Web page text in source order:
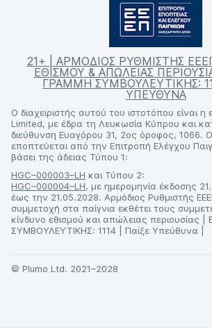
21+ | ΑΡΜΟΔΙΟΣ ΡΥΘΜΙΣΤΗΣ
ΕΘΙΣΜΟΥ & ΑΠΩΛΕΙΑΣ
ΓΡΑΜΜΗ ΣΥΜΒΟΥΛΕΥΤΙΚΗΣ:
ΥΠΕΥΘΥΝΑ
Ο διαχειριστής αυτού του ιστοτόπου είναι η
Limited, με έδρα τη Λευκωσία Κύπρου και
διεύθυνση Ευαγόρου 31, 2ος όροφος, 1066.
εποπτεύεται από την Επιτροπή Ελέγχου
βάσει της άδειας Τύπου 1:
HGC–000003–LH και Τύπου 2:
HGC–000004–LH, με ημερομηνία έκδοσης
έως την 21.05.2028. Αρμόδιος Ρυθμιστής
συμμετοχή στα παίγνια εκθέτει τους
κίνδυνο εθισμού και απώλειας
ΣΥΜΒΟΥΛΕΥΤΙΚΗΣ: 1114 | Παίξε Υπεύθυνα |
© Plumo Ltd. 2021–2028